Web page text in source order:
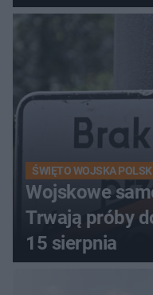
ŚWIĘTO WOJSKA
Wojskowe
Trwają próby
15 sierpnia